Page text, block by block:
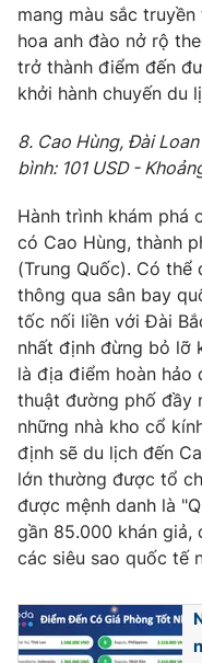
mang màu sắc
hoa anh đào nở rộ
trở thành điểm đến
khởi hành chuyến du
8. Cao Hùng, Đài
bình: 101 USD -
Hành trình khám phá
có Cao Hùng, thành
(Trung Quốc). Có thể
thông qua sân bay
tốc nối liền với Đài
nhất định đừng bỏ lỡ
là địa điểm hoàn hảo
thuật đường phố đầy
những nhà kho cổ
định sẽ du lịch đến
lớn thường được tổ
được mệnh danh là
gần 85.000 khán giả,
các siêu sao quốc tế